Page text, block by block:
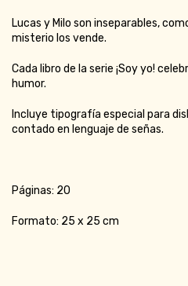
Lucas y Milo son inseparables,
misterio los vende.
Cada libro de la serie ¡Soy yo!
humor.
Incluye tipografía especial para
contado en lenguaje de señas.
Páginas: 20
Formato: 25 x 25 cm